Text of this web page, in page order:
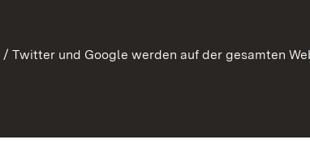
Twitter und Google werden auf der gesamten